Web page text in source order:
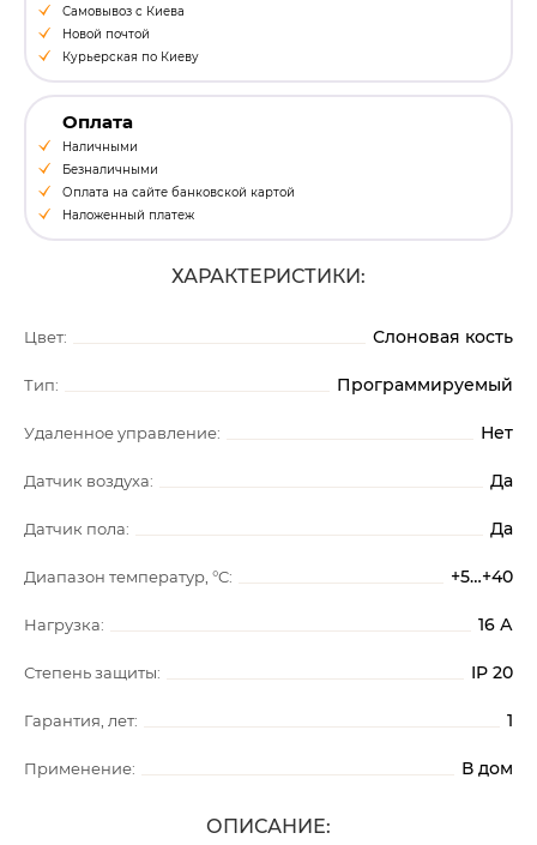
Самовывоз с Киева
Новой почтой
Курьерская по Киеву
Оплата
Наличными
Безналичными
Оплата на сайте банковской картой
Наложенный платеж
ХАРАКТЕРИСТИКИ:
Цвет: Слоновая кость
Тип: Программируемый
Удаленное управление: Нет
Датчик воздуха: Да
Датчик пола: Да
Диапазон температур, °C: +5…+40
Нагрузка: 16 А
Степень защиты: IP 20
Гарантия, лет: 1
Применение: В дом
ОПИСАНИЕ: